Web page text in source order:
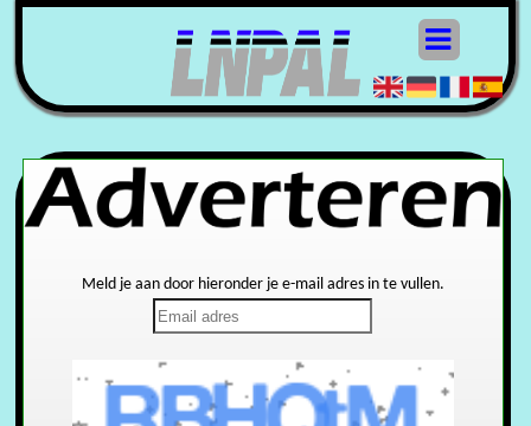
Meld je aan door hieronder je e-mail adres in te vullen.